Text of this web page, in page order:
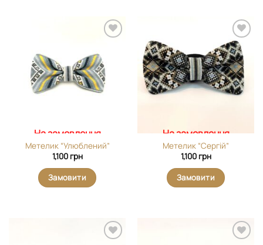
виріб у
вибране
На замовлення
Метелик “Улюблений”
1,100 грн
Замовити
Додати
виріб у
вибране
На замовлення
Метелик “Сергій”
1,100 грн
Замовити